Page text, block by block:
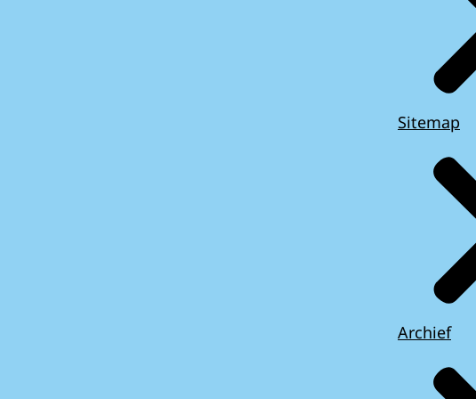
Sitemap
Archief